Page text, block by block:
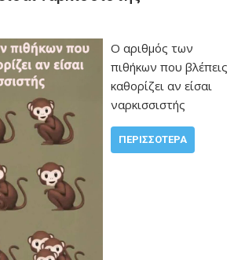
Ο αριθμός των
πιθήκων που βλέπεις
καθορίζει αν είσαι
ναρκισσιστής
ΠΕΡΙΣΣΌΤΕΡΑ